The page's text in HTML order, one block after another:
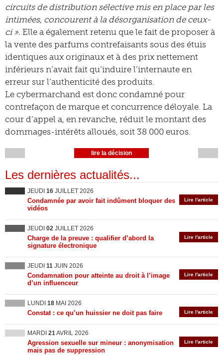
circuits de distribution sélective mis en place par les
intimées, concourent à la désorganisation de ceux-
ci ». Elle a également retenu que le fait de proposer à
la vente des parfums contrefaisants sous des étuis
identiques aux originaux et à des prix nettement
inférieurs n’avait fait qu’induire l’internaute en
erreur sur l’authenticité des produits.
Le cybermarchand est donc condamné pour
contrefaçon de marque et concurrence déloyale. La
cour d’appel a, en revanche, réduit le montant des
dommages-intérêts alloués, soit 38 000 euros.
lire la décision
Les dernières actualités...
JEUDI 16 JUILLET 2026
Lire l'article
Condamnée par avoir fait indûment bloquer des
vidéos
JEUDI 02 JUILLET 2026
Lire l'article
Charge de la preuve : qualifier d’abord la
signature électronique
JEUDI 11 JUIN 2026
Lire l'article
Condamnation pour atteinte au droit à l’image
d’un influenceur
LUNDI 18 MAI 2026
Lire l'article
Constat : ce qu’un huissier ne doit pas faire
MARDI 21AVRIL 2026
Lire l'article
Agression sexuelle sur mineur : anonymisation
mais pas de suppression